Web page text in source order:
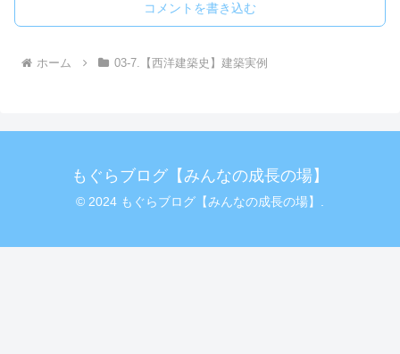
コメントを書き込む
ホーム 03-7.【西洋建築史】建築実例
もぐらブログ【みんなの成長の場】
© 2024 もぐらブログ【みんなの成長の場】.